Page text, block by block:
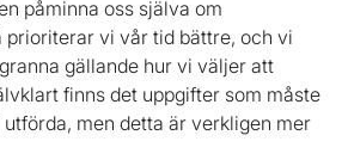
påminna oss själva om
prioriterar vi vår tid bättre, och vi
gällande hur vi väljer att
finns det uppgifter som måste
utförda, men detta är verkligen mer